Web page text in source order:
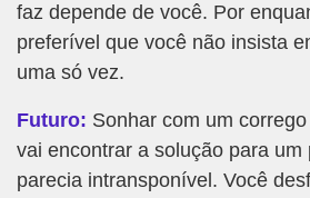
faz depende de você. Por
preferível que você não insista
uma só vez.
Futuro: Sonhar com um
vai encontrar a solução para um
parecia intransponível. Você